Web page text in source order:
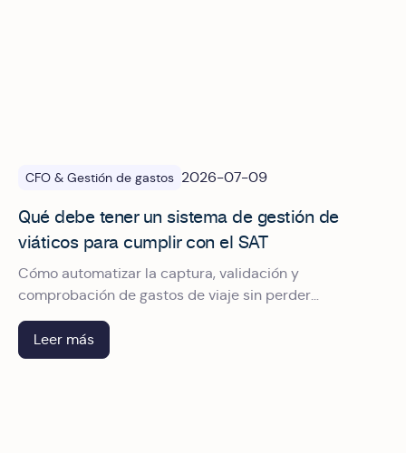
CFO & Gestión de gastos 2026-07-09
Qué debe tener un sistema de gestión de
viáticos para cumplir con el SAT
Cómo automatizar la captura, validación y
comprobación de gastos de viaje sin perder
deducciones.
Leer más